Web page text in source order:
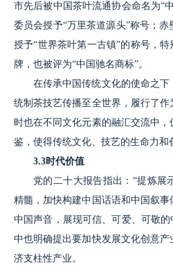
市先后被中国茶叶流通协会命名为“
委员会授予“万里茶道源头”称号；
授予“世界茶叶第一古镇”的称号，
牌，也被评为“中国驰名商标”。
在传承中国传统文化的使命之
统制茶技艺传播至全世界，履行了作
时也在不同文化元素的融汇交流中
鉴，使得传统文化、技艺的生命力和
3.3时代价值
党的二十大报告指出：“提炼展
精髓，加快构建中国话语和中国叙
中国声音，展现可信、可爱、可敬的
中也明确提出要加快发展文化创意
济支柱性产业。